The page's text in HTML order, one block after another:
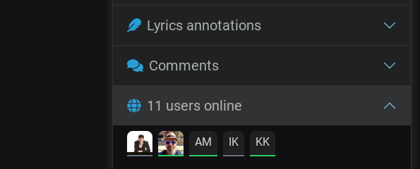
Lyrics annotations
Comments
11 users online
AM IK KK